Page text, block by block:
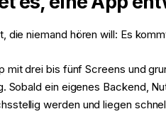
die niemand hören will: Es
mit drei bis fünf Screens und
Sobald ein eigenes Backend,
werden und liegen